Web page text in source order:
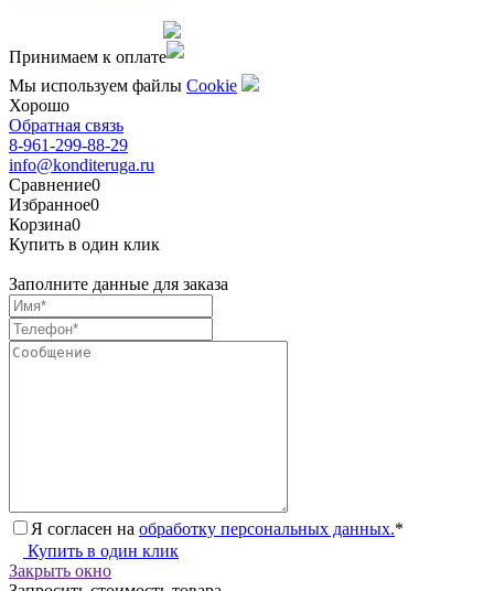
Принимаем к оплате
Мы используем файлы Сookie
Хорошо
Обратная связь
8-961-299-88-29
info@konditeruga.ru
Сравнение0
Избранное0
Корзина0
Купить в один клик
Заполните данные для заказа
Я согласен на обработку персональных данных.*
Купить в один клик
Закрыть окно